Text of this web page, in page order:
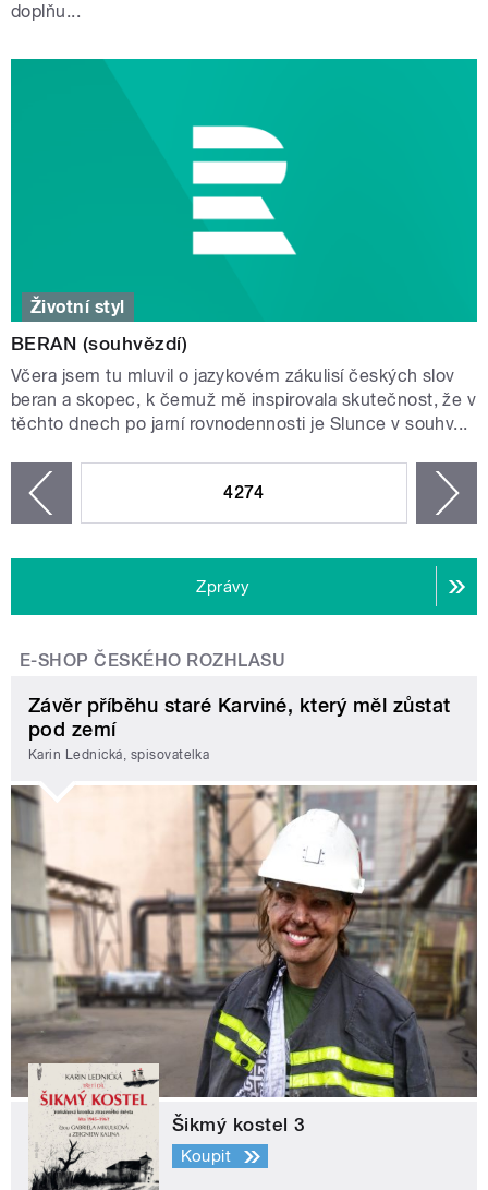
doplňu...
Životní styl
BERAN (souhvězdí)
Včera jsem tu mluvil o jazykovém zákulisí českých slov
beran a skopec, k čemuž mě inspirovala skutečnost, že v
těchto dnech po jarní rovnodennosti je Slunce v souhv...
4274
Zprávy
E-SHOP ČESKÉHO ROZHLASU
Závěr příběhu staré Karviné, který měl zůstat
pod zemí
Karin Lednická, spisovatelka
Šikmý kostel 3
Koupit